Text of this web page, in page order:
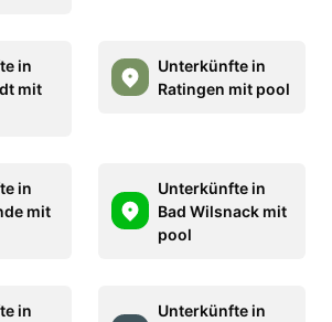
in
mit
Unterkünfte in
Ratingen mit pool
in
mit
Unterkünfte in
Bad Wilsnack mit
pool
in
Unterkünfte in